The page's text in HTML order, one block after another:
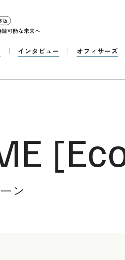
インタビュー オフィサーズ
[
ン